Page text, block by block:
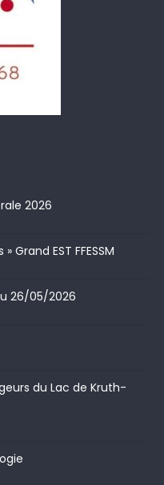
2026
Grand EST FFESSM
26/05/2026
du Lac de Kruth-